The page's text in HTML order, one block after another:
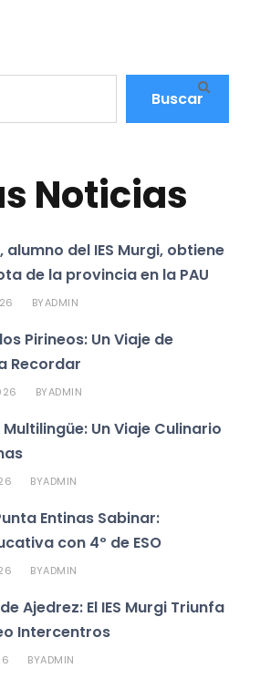
Buscar
Noticias
alumno del IES Murgi, obtiene
de la provincia en la PAU
BYADMIN
Pirineos: Un Viaje de
Recordar
BYADMIN
Un Viaje Culinario
BYADMIN
Entinas Sabinar:
con 4º de ESO
BYADMIN
Ajedrez: El IES Murgi Triunfa
Intercentros
BYADMIN